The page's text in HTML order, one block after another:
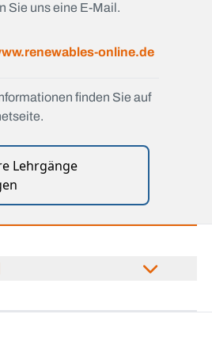
Sie uns eine E-Mail.
online.de
finden Sie auf
Lehrgänge